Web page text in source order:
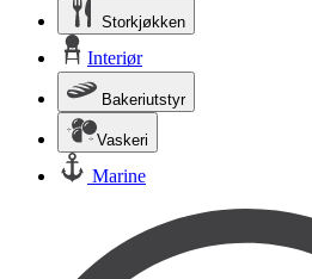
Storkjøkken
Interiør
Bakeriutstyr
Vaskeri
Marine